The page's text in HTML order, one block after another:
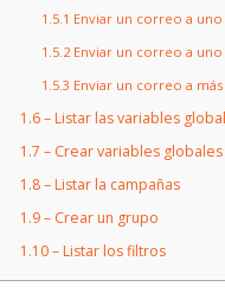
1.5.1 Enviar un correo a
1.5.2Enviar un correo a
1.5.3 Enviar un correo a
1.6– Listar las variables
1.7 – Crear variables globales
1.8– Listar la campañas
1.9– Crear un grupo
1.10– Listar los filtros